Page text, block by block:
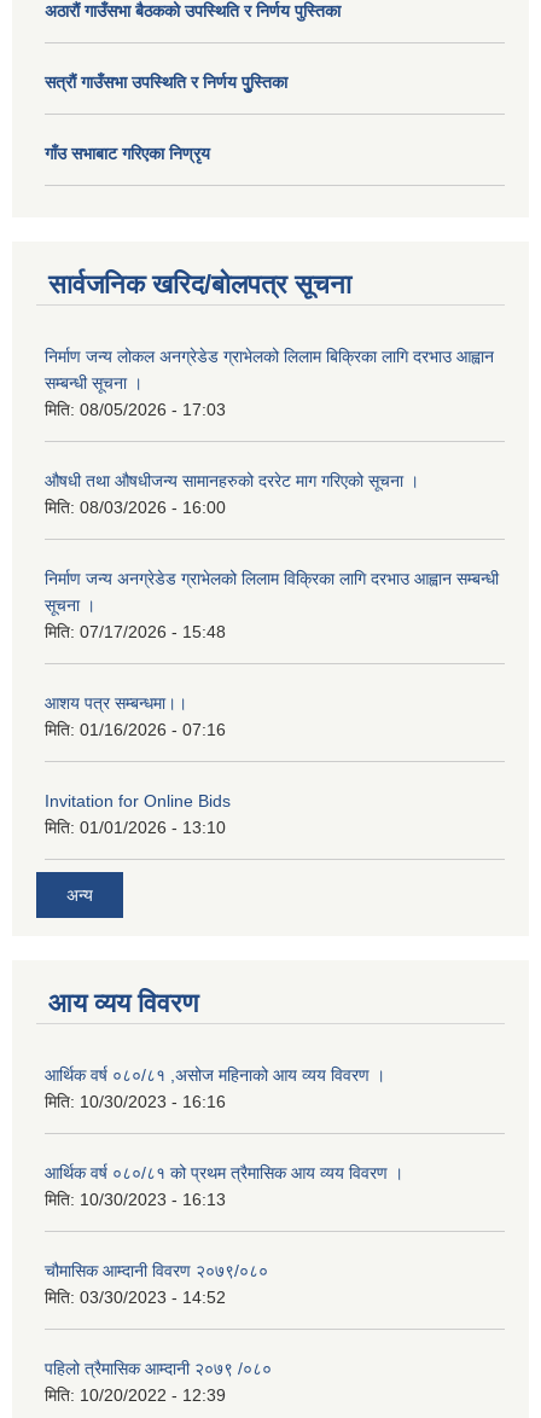
अठाराैं गाउँसभा बैठकको उपस्थिति र निर्णय पुस्तिका
सत्राैं गाउँसभा उपस्थिति र निर्णय पुु्स्तिका
गाँउ सभाबाट गरिएका निण्रृय
सार्वजनिक खरिद/बोलपत्र सूचना
निर्माण जन्य लोकल अनग्रेडेड ग्राभेलको लिलाम बिक्रिका लागि दरभाउ आह्वान
सम्बन्धी सूचना ।
मिति: 08/05/2026 - 17:03
औषधी तथा औषधीजन्य सामानहरुको दररेट माग गरिएको सूचना ।
मिति: 08/03/2026 - 16:00
निर्माण जन्य अनग्रेडेड ग्राभेलको लिलाम विक्रिका लागि दरभाउ आह्वान सम्बन्धी
सूचना ।
मिति: 07/17/2026 - 15:48
आशय पत्र सम्बन्धमा।।
मिति: 01/16/2026 - 07:16
Invitation for Online Bids
मिति: 01/01/2026 - 13:10
अन्य
आय व्यय विवरण
आर्थिक वर्ष ०८०/८१ ,असोज महिनाको आय व्यय विवरण ।
मिति: 10/30/2023 - 16:16
आर्थिक वर्ष ०८०/८१ को प्रथम त्रैमासिक आय व्यय विवरण ।
मिति: 10/30/2023 - 16:13
चौमासिक आम्दानी विवरण २०७९/०८०
मिति: 03/30/2023 - 14:52
पहिलो त्रैमासिक आम्दानी २०७९ /०८०
मिति: 10/20/2022 - 12:39